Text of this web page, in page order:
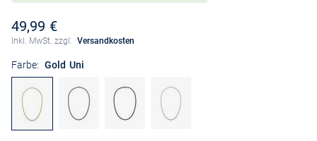
49,99 €
Inkl. MwSt. zzgl. Versandkosten
Farbe: Gold Uni